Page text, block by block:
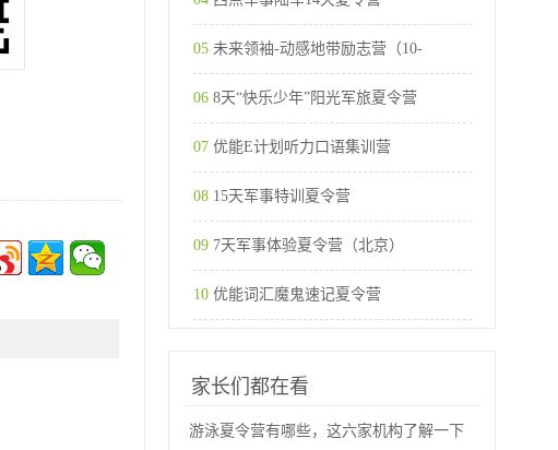
05 未来领袖-动感地带励志营（10-
06 8天“快乐少年”阳光军旅夏令营
07 优能E计划听力口语集训营
08 15天军事特训夏令营
09 7天军事体验夏令营（北京）
10 优能词汇魔鬼速记夏令营
家长们都在看
游泳夏令营有哪些，这六家机构了解一下